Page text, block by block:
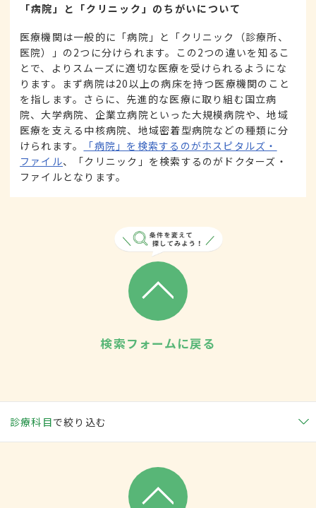
「病院」と「クリニック」のちがいについて
医療機関は一般的に「病院」と「クリニック（診療所、
医院）」の2つに分けられます。この2つの違いを知るこ
とで、よりスムーズに適切な医療を受けられるようにな
ります。まず病院は20以上の病床を持つ医療機関のこと
を指します。さらに、先進的な医療に取り組む国立病
院、大学病院、企業立病院といった大規模病院や、地域
医療を支える中核病院、地域密着型病院などの種類に分
けられます。
「病院」を検索するのがホスピタルズ・
ファイル、「クリニック」を検索するのがドクターズ・
ファイルとなります。
検索フォームに戻る
診療科目で絞り込む